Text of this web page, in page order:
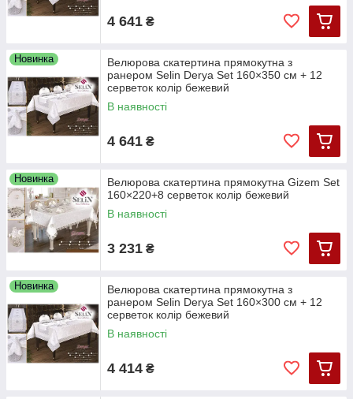
4 641 ₴
Новинка
Велюрова скатертина прямокутна з
ранером Selin Derya Set 160×350 см + 12
серветок колір бежевий
В наявності
4 641 ₴
Новинка
Велюрова скатертина прямокутна Gizem Set
160×220+8 серветок колір бежевий
В наявності
3 231 ₴
Новинка
Велюрова скатертина прямокутна з
ранером Selin Derya Set 160×300 см + 12
серветок колір бежевий
В наявності
4 414 ₴